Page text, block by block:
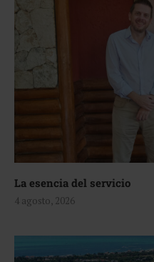
La esencia del servicio
4 agosto, 2026